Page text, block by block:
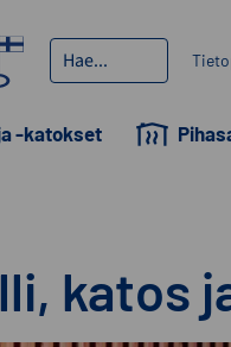
-katokset
Haku:
katos